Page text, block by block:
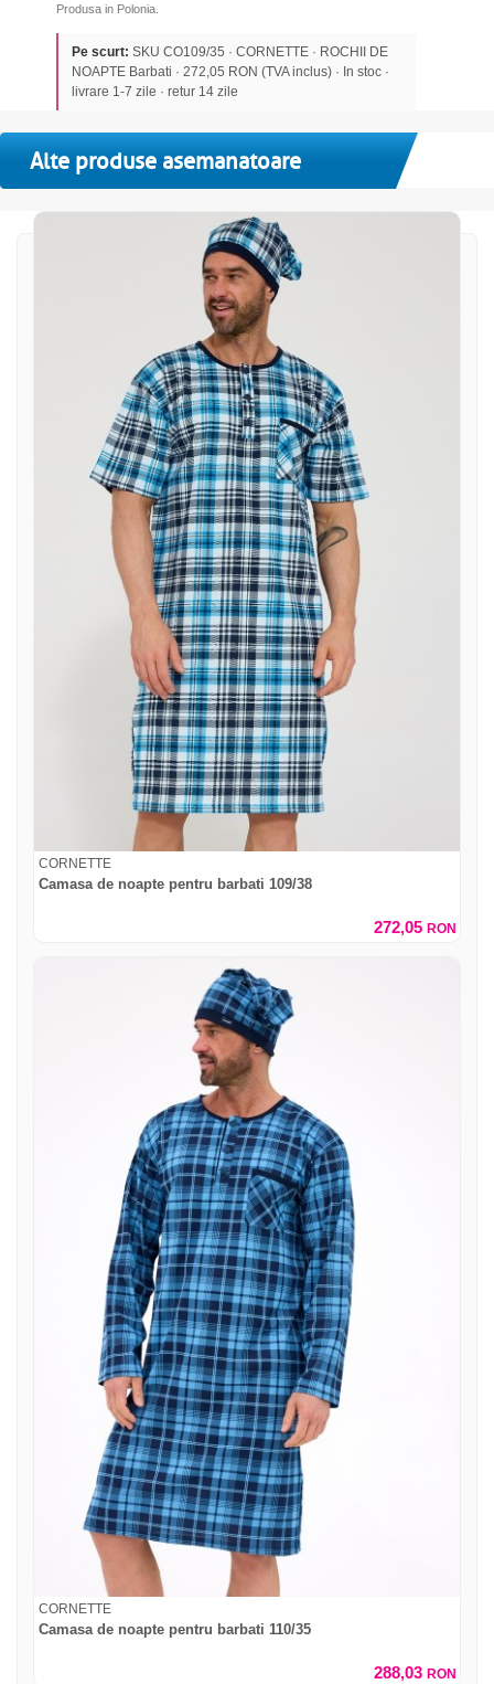
Produsa in Polonia.
Pe scurt: SKU CO109/35 · CORNETTE · ROCHII DE
NOAPTE Barbati · 272,05 RON (TVA inclus) · In stoc ·
livrare 1-7 zile · retur 14 zile
Alte produse asemanatoare
CORNETTE
Camasa de noapte pentru barbati 109/38
272,05 RON
CORNETTE
Camasa de noapte pentru barbati 110/35
288,03 RON